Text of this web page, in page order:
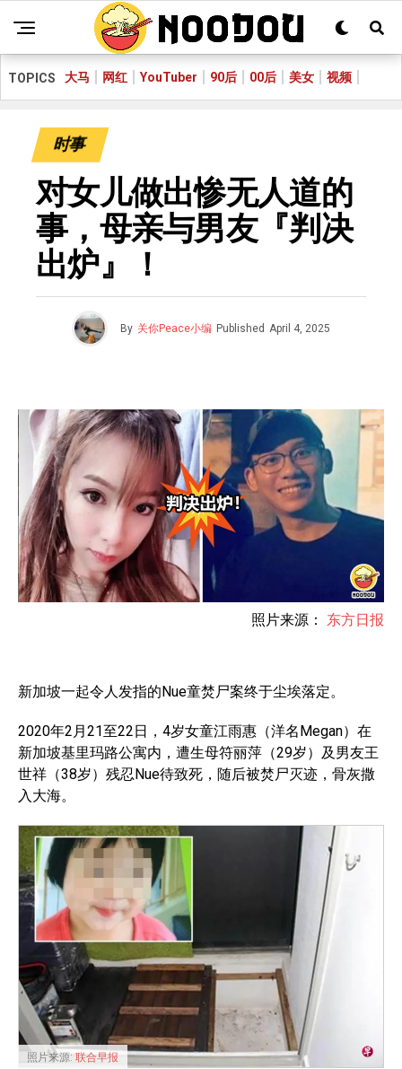
TOPICS 大马 网红 YouTuber 90后 00后 美女 视频
时事
对女儿做出惨无人道的
事，母亲与男友『判决
出炉』！
By 关你Peace小编 Published April 4, 2025
照片来源： 东方日报
新加坡一起令人发指的Nue童焚尸案终于尘埃落定。
2020年2月21至22日，4岁女童江雨惠（洋名Megan）在
新加坡基里玛路公寓内，遭生母符丽萍（29岁）及男友王
世祥（38岁）残忍Nue待致死，随后被焚尸灭迹，骨灰撒
入大海。
照片来源: 联合早报